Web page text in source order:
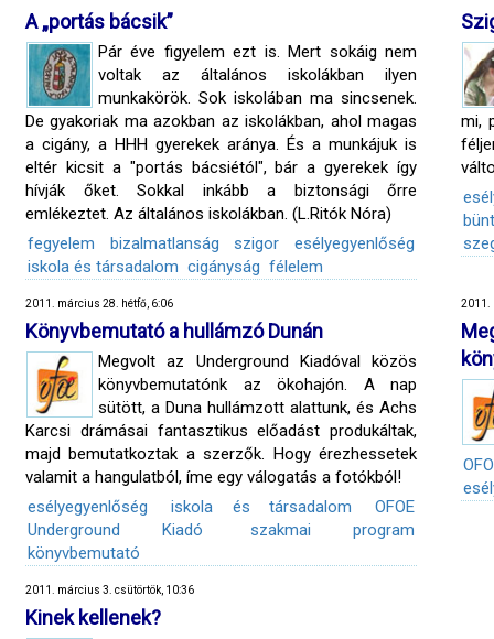
A „portás bácsik”
Pár éve figyelem ezt is. Mert sokáig nem
voltak az általános iskolákban ilyen
munkakörök. Sok iskolában ma sincsenek.
De gyakoriak ma azokban az iskolákban, ahol magas
a cigány, a HHH gyerekek aránya. És a munkájuk is
eltér kicsit a "portás bácsiétól", bár a gyerekek így
hívják őket. Sokkal inkább a biztonsági őrre
emlékeztet. Az általános iskolákban. (L.Ritók Nóra)
fegyelem
bizalmatlanság szigor
esélyegyenlőség
iskola és társadalom cigányság félelem
mi,
2011. március 28. hétfő, 6:06
Könyvbemutató a hullámzó Dunán
Megvolt az Underground Kiadóval közös
könyvbemutatónk az ökohajón. A nap
sütött, a Duna hullámzott alattunk, és Achs
Karcsi drámásai fantasztikus előadást produkáltak,
majd bemutatkoztak a szerzők. Hogy érezhessetek
valamit a hangulatból, íme egy válogatás a fotókból!
esélyegyenlőség
iskola és társadalom
OFOE
Underground Kiadó
szakmai program
könyvbemutató
2011.
2011. március 3. csütörtök, 10:36
Kinek kellenek?